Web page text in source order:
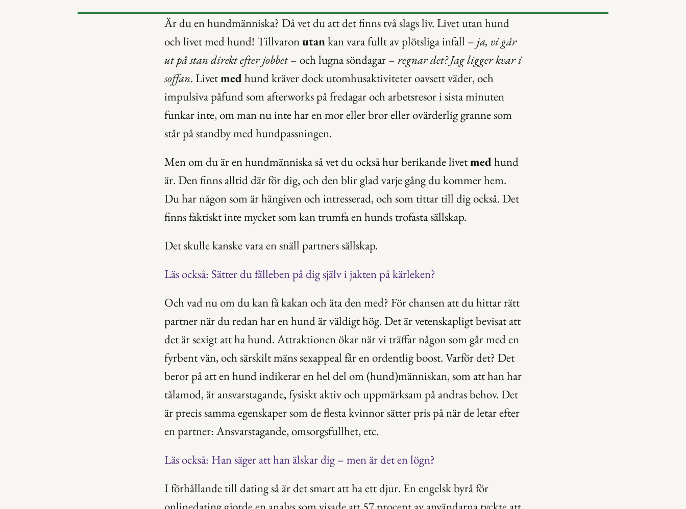
Är du en hundmänniska? Då vet du att det finns två slags liv. Livet utan hund
och livet med hund! Tillvaron utan kan vara fullt av plötsliga infall – ja, vi går
ut på stan direkt efter jobbet – och lugna söndagar – regnar det? Jag ligger kvar i
soffan. Livet med hund kräver dock utomhusaktiviteter oavsett väder, och
impulsiva påfund som afterworks på fredagar och arbetsresor i sista minuten
funkar inte, om man nu inte har en mor eller bror eller ovärderlig granne som
står på standby med hundpassningen.
Men om du är en hundmänniska så vet du också hur berikande livet med hund
är. Den finns alltid där för dig, och den blir glad varje gång du kommer hem.
Du har någon som är hängiven och intresserad, och som tittar till dig också. Det
finns faktiskt inte mycket som kan trumfa en hunds trofasta sällskap.
Det skulle kanske vara en snäll partners sällskap.
Läs också: Sätter du fälleben på dig själv i jakten på kärleken?
Och vad nu om du kan få kakan och äta den med? För chansen att du hittar rätt
partner när du redan har en hund är väldigt hög. Det är vetenskapligt bevisat att
det är sexigt att ha hund. Attraktionen ökar när vi träffar någon som går med en
fyrbent vän, och särskilt mäns sexappeal får en ordentlig boost. Varför det? Det
beror på att en hund indikerar en hel del om (hund)människan, som att han har
tålamod, är ansvarstagande, fysiskt aktiv och uppmärksam på andras behov. Det
är precis samma egenskaper som de flesta kvinnor sätter pris på när de letar efter
en partner: Ansvarstagande, omsorgsfullhet, etc.
Läs också: Han säger att han älskar dig – men är det en lögn?
I förhållande till dating så är det smart att ha ett djur. En engelsk byrå för